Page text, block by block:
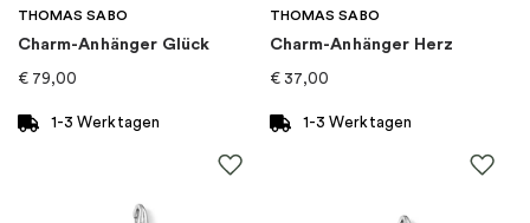
Kategorie:
Art von Charme Charm-anhänger
THOMAS SABO
Charm-Anhänger Glück
€ 79,00
1-3 Werktagen
THOMAS SABO
Charm-Anhänger Herz
€ 37,00
1-3 Werktagen